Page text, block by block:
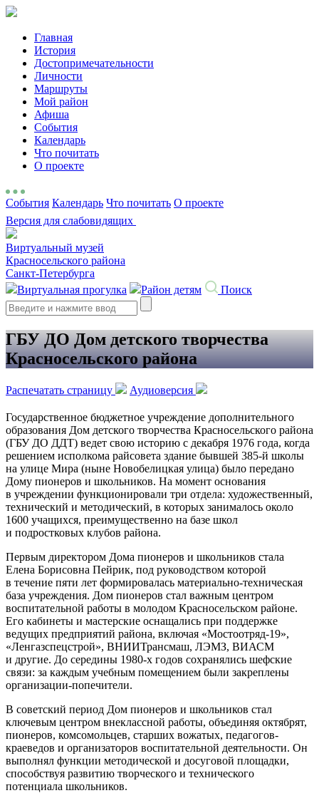
Главная
История
Достопримечательности
Личности
Маршруты
Мой район
Афиша
События
Календарь
Что почитать
О проекте
События Календарь Что почитать О проекте
Версия для слабовидящих
Виртуальный музей
Красносельского района
Санкт-Петербурга
Виртуальная прогулка
Район детям
Поиск
Search
ГБУ ДО Дом детского творчества
Красносельского района
Распечатать страницу Аудиоверсия
Государственное бюджетное учреждение дополнительного
образования Дом детского творчества Красносельского района
(ГБУ ДО ДДТ) ведет свою историю с декабря 1976 года, когда
решением исполкома райсовета здание бывшей 385-й школы
на улице Мира (ныне Новобелицкая улица) было передано
Дому пионеров и школьников. На момент основания
в учреждении функционировали три отдела: художественный,
технический и методический, в которых занималось около
1600 учащихся, преимущественно на базе школ
и подростковых клубов района.
Первым директором Дома пионеров и школьников стала
Елена Борисовна Пейрик, под руководством которой
в течение пяти лет формировалась материально-техническая
база учреждения. Дом пионеров стал важным центром
воспитательной работы в молодом Красносельском районе.
Его кабинеты и мастерские оснащались при поддержке
ведущих предприятий района, включая «Мостоотряд-19»,
«Ленгазспецстрой», ВНИИТрансмаш, ЛЭМЗ, ВИАСМ
и другие. До середины 1980-х годов сохранялись шефские
связи: за каждым учебным помещением были закреплены
организации-попечители.
В советский период Дом пионеров и школьников стал
ключевым центром внеклассной работы, объединяя октябрят,
пионеров, комсомольцев, старших вожатых, педагогов-
краеведов и организаторов воспитательной деятельности. Он
выполнял функции методической и досуговой площадки,
способствуя развитию творческого и технического
потенциала школьников.